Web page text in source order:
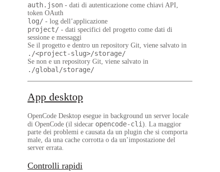
auth.json - dati di autenticazione come chiavi API,
token OAuth
log/ - log dell’applicazione
project/ - dati specifici del progetto come dati di
sessione e messaggi
Se il progetto e dentro un repository Git, viene salvato in
./<project-slug>/storage/
Se non e un repository Git, viene salvato in
./global/storage/
App desktop
OpenCode Desktop esegue in background un server locale
di OpenCode (il sidecar opencode-cli). La maggior
parte dei problemi e causata da un plugin che si comporta
male, da una cache corrotta o da un’impostazione del
server errata.
Controlli rapidi